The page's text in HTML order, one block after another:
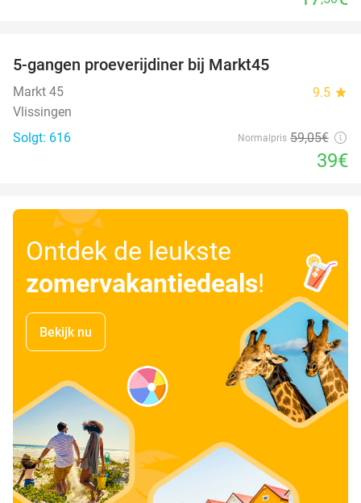
5-gangen proeverijdiner bij Markt45
Markt 45 9.5 star
Vlissingen
Solgt: 616
Normalpris 59,05€
39€
Ontdek de leukste
zomervakantiedeals!
Bekijk nu